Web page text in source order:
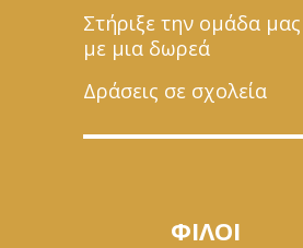
Στήριξε την ομάδα μας
με μια δωρεά
Δράσεις σε σχολεία
ΦΙΛΟΙ